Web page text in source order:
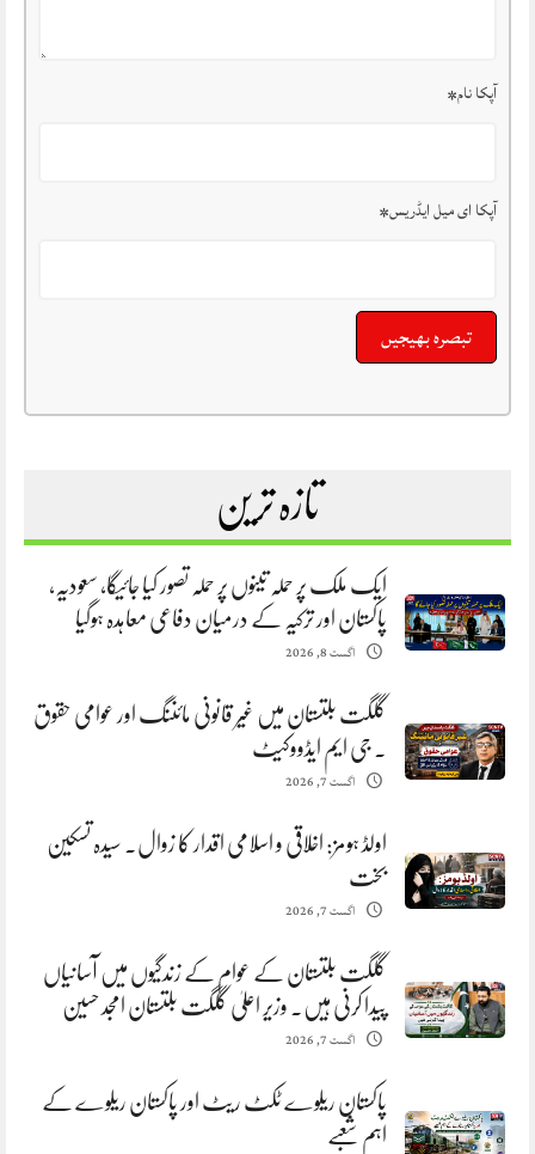
آپکا نام*
آپکا ای میل ایڈریس*
تازہ ترین
ایک ملک پر حملہ تینوں پر حملہ تصور کیا جائیگا، سعودیہ،
پاکستان اور ترکیہ کے درمیان دفاعی معاہدہ ہوگیا
اگست 8, 2026
گلگت بلتستان میں غیر قانونی مائننگ اور عوامی حقوق
. جی ایم ایڈووکیٹ
اگست 7, 2026
اولڈ ہومز: اخلاقی و اسلامی اقدار کا زوال. سیدہ تسکین
بخت
اگست 7, 2026
گلگت بلتستان کے عوام کے زندگیوں میں آسانیاں
پیدا کرنی ہیں. وزیر اعلیٰ گلگت بلتستان امجد حسین
اگست 7, 2026
پاکستان ریلوے ٹکٹ ریٹ اور پاکستان ریلوے کے
اہم شعبے